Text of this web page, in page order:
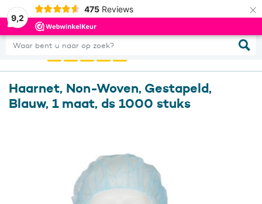
9,2
475 Reviews ×
Waar bent u naar op zoek?
0
Haarnet, Non-Woven, Gestapeld,
Blauw, 1 maat, ds 1000 stuks